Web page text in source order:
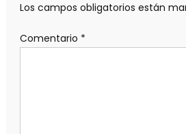
Los campos obligatorios están
Comentario *